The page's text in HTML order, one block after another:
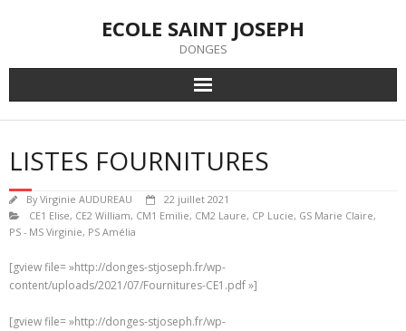
ECOLE SAINT JOSEPH
DONGES
LISTES FOURNITURES
ByVirginie AUDUREAU
22 juillet 2021
CE1 Elise, CE2 William, CM1 Emilie, CM2 Laure, CP Lucie, GS Marie Claire,
PS - MS Virginie, PS Amélia
[gview file= »http://donges-stjoseph.fr/wp-
content/uploads/2021/07/Fournitures-CE1.pdf »]
[gview file= »http://donges-stjoseph.fr/wp-